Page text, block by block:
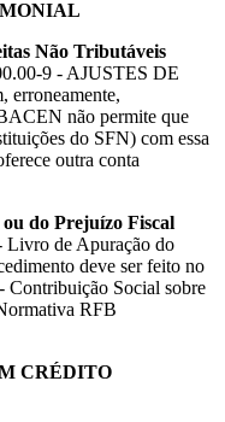
Não Tributáveis
9 - AJUSTES DE
não permite que
do SFN) com essa
outra conta
do Prejuízo Fiscal
Livro de Apuração do
deve ser feito no
Social sobre
RFB
CRÉDITO